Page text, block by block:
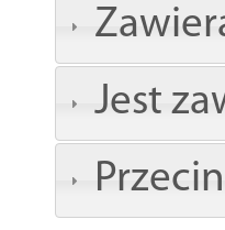
Jest